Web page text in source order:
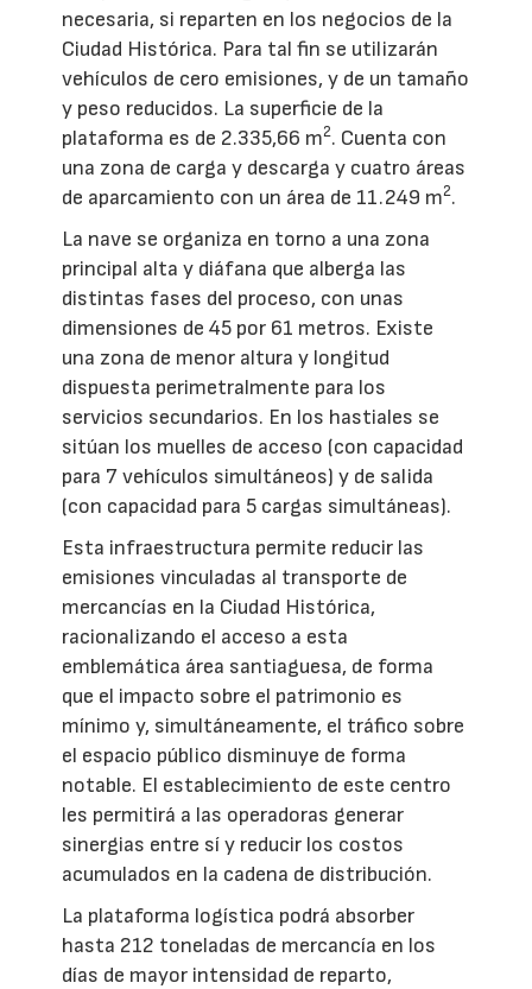
necesaria, si reparten en los negocios de la
Ciudad Histórica. Para tal fin se utilizarán
vehículos de cero emisiones, y de un tamaño
y peso reducidos. La superficie de la
plataforma es de 2.335,66 m2. Cuenta con
una zona de carga y descarga y cuatro áreas
de aparcamiento con un área de 11.249 m2.
La nave se organiza en torno a una zona
principal alta y diáfana que alberga las
distintas fases del proceso, con unas
dimensiones de 45 por 61 metros. Existe
una zona de menor altura y longitud
dispuesta perimetralmente para los
servicios secundarios. En los hastiales se
sitúan los muelles de acceso (con capacidad
para 7 vehículos simultáneos) y de salida
(con capacidad para 5 cargas simultáneas).
Esta infraestructura permite reducir las
emisiones vinculadas al transporte de
mercancías en la Ciudad Histórica,
racionalizando el acceso a esta
emblemática área santiaguesa, de forma
que el impacto sobre el patrimonio es
mínimo y, simultáneamente, el tráfico sobre
el espacio público disminuye de forma
notable. El establecimiento de este centro
les permitirá a las operadoras generar
sinergias entre sí y reducir los costos
acumulados en la cadena de distribución.
La plataforma logística podrá absorber
hasta 212 toneladas de mercancía en los
días de mayor intensidad de reparto,